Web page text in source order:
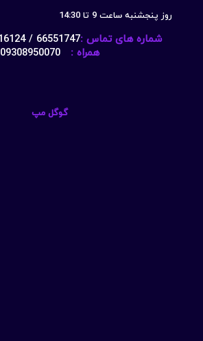
روز پنجشنبه ساعت 9 تا 14:30
شماره های تماس :66551747 / 02166516124
همراه :
09308950070
گوگل مپ